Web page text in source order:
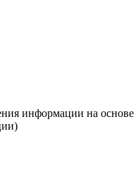
информации на основе